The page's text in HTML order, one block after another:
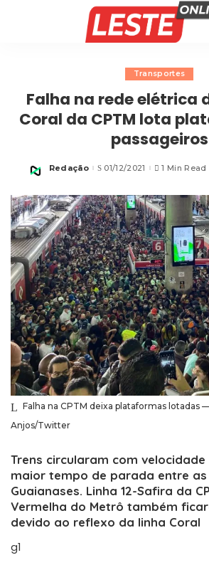
Transportes
Falha na rede elétrica
Coral da CPTM lota
passageiros
Posted
Redação 01/12/2021 1 Min Read
Falha na CPTM deixa plataformas lotadas
Anjos/Twitter
Trens circularam com
maior tempo de parada entre as
Guaianases. Linha 12-Safira da
Vermelha do Metrô também
devido ao reflexo da linha Coral
g1